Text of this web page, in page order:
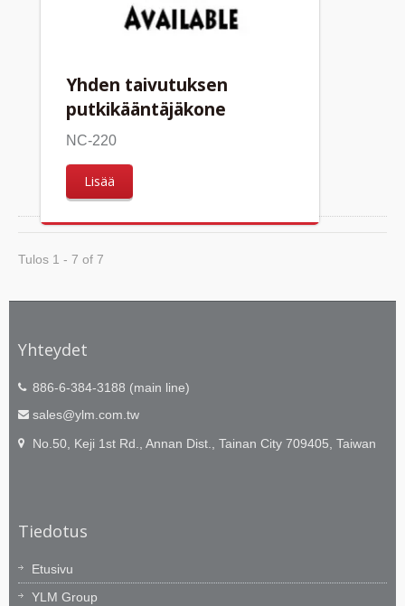
Yhden taivutuksen
putkikääntäjäkone
NC-220
Lisää
Tulos 1 - 7 of 7
Yhteydet
886-6-384-3188 (main line)
sales@ylm.com.tw
No.50, Keji 1st Rd., Annan Dist., Tainan City 709405, Taiwan
Tiedotus
Etusivu
YLM Group